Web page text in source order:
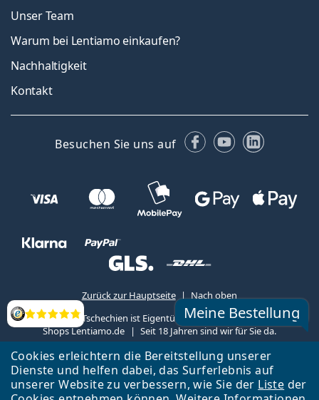
Cookies erleichtern die Bereitstellung unserer
Dienste und helfen dabei, das Surferlebnis auf
unserer Website zu verbessern, wie Sie der Liste der
Bewertung Meine Bestellung
Unser Team
Warum bei Lentiamo einkaufen?
Nachhaltigkeit
Kontakt
Besuchen Sie uns auf Facebook
YouTubeLinkedIn
Zurück zur Hauptseite
Nach oben
Lentiamo s.r.o., Tschechien ist Eigentümer und Betreiber des Online-
Shops Lentiamo.de
Seit 18 Jahren sind wir für Sie da.